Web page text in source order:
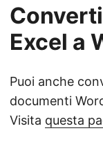
Excel a
Puoi anche
documenti
Visita questa